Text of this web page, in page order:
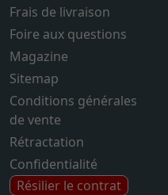
Frais de livraison
Foire aux questions
Magazine
Sitemap
Conditions générales
de vente
Rétractation
Confidentialité
Résilier le contrat